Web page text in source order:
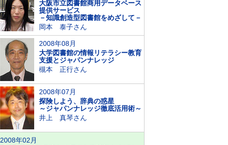
大阪市立図書館商用データベース
提供サービス
－知識創造型図書館をめざして－
岡本 泰子さん
2008年08月
大学図書館の情報リテラシー教育
支援とジャパンナレッジ
槻本 正行さん
2008年07月
探険しよう、辞典の惑星
～ジャパンナレッジ徹底活用術～
井上 真琴さん
2008年02月